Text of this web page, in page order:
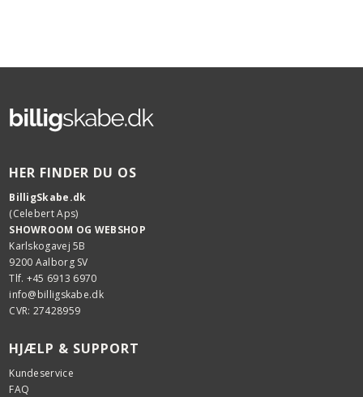
HER FINDER DU OS
BilligSkabe.dk
(Celebert Aps)
SHOWROOM OG WEBSHOP
Karlskogavej 5B
9200 Aalborg SV
Tlf. +45 6913 6970
info@billigskabe.dk
CVR: 27428959
HJÆLP & SUPPORT
Kundeservice
FAQ